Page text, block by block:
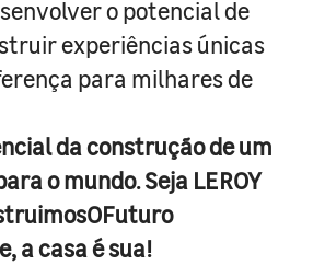
o potencial de
experiências únicas
para milhares de
da construção de um
o mundo. Seja LEROY
a casa é sua!